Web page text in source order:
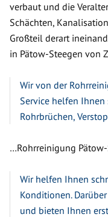
verbaut und die
Schächten,
Großteil derart
in Pätow-Steegen von
Wir von der
Service helfen
Rohrbrüchen,
…Rohrreinigung
Wir helfen Ihnen
Konditionen.
und bieten Ihnen